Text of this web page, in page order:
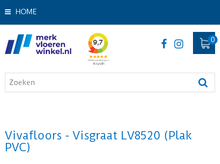
HOME
Vivafloors - Visgraat LV8520 (Plak
PVC)